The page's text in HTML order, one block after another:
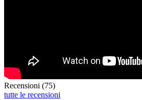
Recensioni (75)
tutte le recensioni